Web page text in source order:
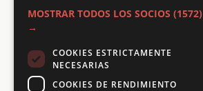
Aviso legal
Política de Privacidad
MOSTRAR TODOS LOS SOCIOS (1572)
→
COOKIES ESTRICTAMENTE
NECESARIAS
COOKIES DE RENDIMIENTO